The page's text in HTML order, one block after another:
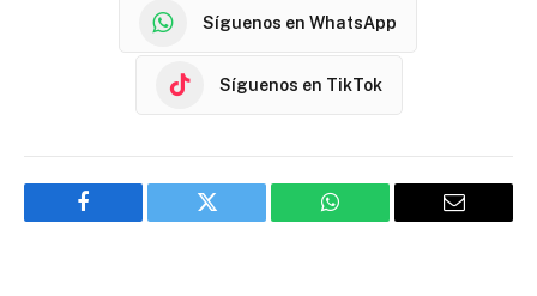
Síguenos en WhatsApp
Síguenos en TikTok
Facebook Twitter WhatsApp Email